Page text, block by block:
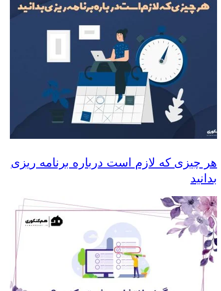
هر چیزی که لازم است درباره برنامه ریزی
بدانید